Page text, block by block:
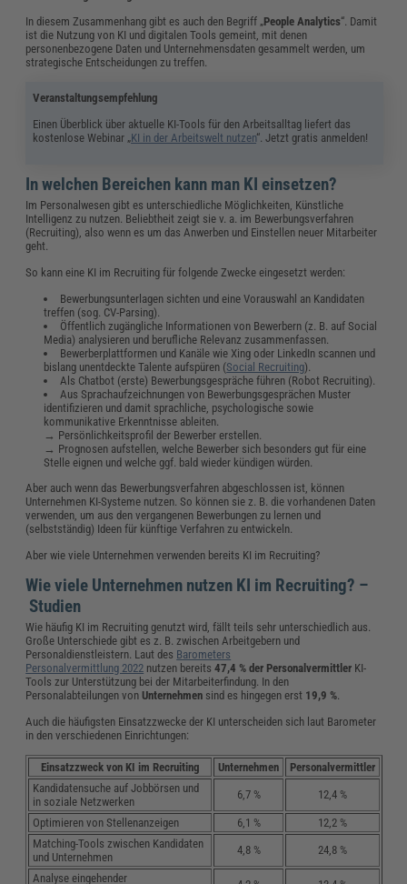
In diesem Zusammenhang gibt es auch den Begriff „People Analytics“. Damit
ist die Nutzung von KI und digitalen Tools gemeint, mit denen
personenbezogene Daten und Unternehmensdaten gesammelt werden, um
strategische Entscheidungen zu treffen.
Veranstaltungsempfehlung
Einen Überblick über aktuelle KI-Tools für den Arbeitsalltag liefert das
kostenlose Webinar „KI in der Arbeitswelt nutzen“. Jetzt gratis anmelden!
In welchen Bereichen kann man KI einsetzen?
Im Personalwesen gibt es unterschiedliche Möglichkeiten, Künstliche
Intelligenz zu nutzen. Beliebtheit zeigt sie v. a. im Bewerbungsverfahren
(Recruiting), also wenn es um das Anwerben und Einstellen neuer Mitarbeiter
geht.
So kann eine KI im Recruiting für folgende Zwecke eingesetzt werden:
Bewerbungsunterlagen sichten und eine Vorauswahl an Kandidaten
treffen (sog. CV-Parsing).
Öffentlich zugängliche Informationen von Bewerbern (z. B. auf Social
Media) analysieren und berufliche Relevanz zusammenfassen.
Bewerberplattformen und Kanäle wie Xing oder LinkedIn scannen und
bislang unentdeckte Talente aufspüren (Social Recruiting).
Als Chatbot (erste) Bewerbungsgespräche führen (Robot Recruiting).
Aus Sprachaufzeichnungen von Bewerbungsgesprächen Muster
identifizieren und damit sprachliche, psychologische sowie
kommunikative Erkenntnisse ableiten.
→ Persönlichkeitsprofil der Bewerber erstellen.
→ Prognosen aufstellen, welche Bewerber sich besonders gut für eine
Stelle eignen und welche ggf. bald wieder kündigen würden.
Aber auch wenn das Bewerbungsverfahren abgeschlossen ist, können
Unternehmen KI-Systeme nutzen. So können sie z. B. die vorhandenen Daten
verwenden, um aus den vergangenen Bewerbungen zu lernen und
(selbstständig) Ideen für künftige Verfahren zu entwickeln.
Aber wie viele Unternehmen verwenden bereits KI im Recruiting?
Wie viele Unternehmen nutzen KI im Recruiting? –
Studien
Wie häufig KI im Recruiting genutzt wird, fällt teils sehr unterschiedlich aus.
Große Unterschiede gibt es z. B. zwischen Arbeitgebern und
Personaldienstleistern. Laut des Barometers
Personalvermittlung 2022 nutzen bereits47,4 % der Personalvermittler KI-
Tools zur Unterstützung bei der Mitarbeiterfindung. In den
Personalabteilungen von Unternehmen sind es hingegen erst 19,9 %
Auch die häufigsten Einsatzzwecke der KI unterscheiden sich laut Barometer
in den verschiedenen Einrichtungen:
Einsatzzweck von KI im Recruiting Unternehmen
Personalvermittler
Kandidatensuche auf Jobbörsen und
in soziale Netzwerken
6,7 % 12,4 %
Optimieren von Stellenanzeigen 6,1 %
12,2 %
Matching-Tools zwischen Kandidaten
und Unternehmen
4,8 % 24,8 %
Analyse eingehender